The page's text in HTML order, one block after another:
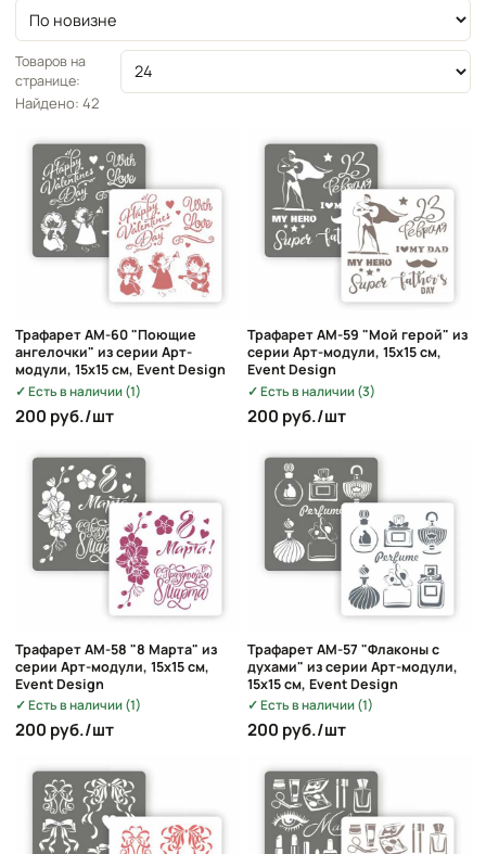
Сортировка
Товаров на
странице:
Найдено: 42
Трафарет AM-60 "Поющие
ангелочки" из серии Арт-
модули, 15х15 см, Event Design
Есть в наличии (1)
200 руб./шт
Трафарет AM-59 "Мой герой" из
серии Арт-модули, 15х15 см,
Event Design
Есть в наличии (3)
200 руб./шт
Трафарет AM-58 "8 Марта" из
серии Арт-модули, 15х15 см,
Event Design
Есть в наличии (1)
200 руб./шт
Трафарет AM-57 "Флаконы с
духами" из серии Арт-модули,
15х15 см, Event Design
Есть в наличии (1)
200 руб./шт